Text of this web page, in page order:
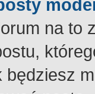
na to